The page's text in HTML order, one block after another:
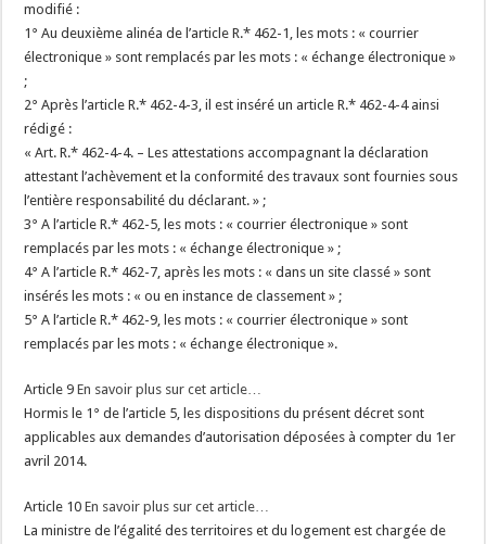
modifié :
1° Au deuxième alinéa de l’article R.* 462-1, les mots : « courrier
électronique » sont remplacés par les mots : « échange électronique »
;
2° Après l’article R.* 462-4-3, il est inséré un article R.* 462-4-4 ainsi
rédigé :
« Art. R.* 462-4-4. – Les attestations accompagnant la déclaration
attestant l’achèvement et la conformité des travaux sont fournies sous
l’entière responsabilité du déclarant. » ;
3° A l’article R.* 462-5, les mots : « courrier électronique » sont
remplacés par les mots : « échange électronique » ;
4° A l’article R.* 462-7, après les mots : « dans un site classé » sont
insérés les mots : « ou en instance de classement » ;
5° A l’article R.* 462-9, les mots : « courrier électronique » sont
remplacés par les mots : « échange électronique ».
Article 9En savoir plus sur cet article…
Hormis le 1° de l’article 5, les dispositions du présent décret sont
applicables aux demandes d’autorisation déposées à compter du 1er
avril 2014.
Article 10En savoir plus sur cet article…
La ministre de l’égalité des territoires et du logement est chargée de